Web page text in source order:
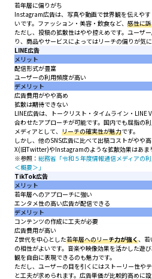
若年層に偏りがち
Instagram広告は、写真や動画で世界観を伝えや
いです。ファッション・美容・飲食など、 感性に
ただし、投稿の拡散性はやや控えめです。ユーザ
り、商品やサービスによってはリーチの偏りが気
LINE広告
メリット
配信形式が豊富
ユーザーの利用頻度が高い
デメリット
広告費用がやや高め
拡散は期待できない
LINE広告は、トークリスト・タイムライン・LINE
合わせたアプローチが可能です。国内でも屈指の
メディアとして、 リーチの確実性が魅力です。
しかし、他のSNS広告に比べて出稿コストがやや
X(旧Twitter)やInstagramのような拡散効果はあま
※参照： 総務省「令和５年度情報通信メディアの
＜概要＞」
TikTok広告
メリット
若年層へのアプローチに強い
エンタメ性の高い広告が配信できる
デメリット
コンテンツの作成に工夫が必要
広告費用が高い
Z世代を中心とした若年層へのリーチ力が強く、若
の相性がよいです。音楽や映像効果を活かした遊
観を自由に表現できるのも魅力です。
ただし、ユーザーの目を引くにはストーリー性や
と工夫が求められます。広告単価が比較的高めに